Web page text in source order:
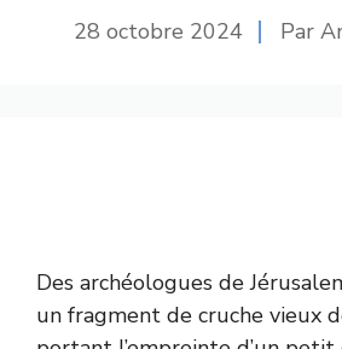
28 octobre 2024 Par
Des archéologues de
un fragment de cruche vieux